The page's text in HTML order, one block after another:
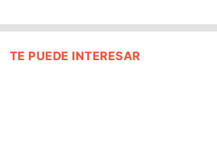
TE PUEDE INTERESAR